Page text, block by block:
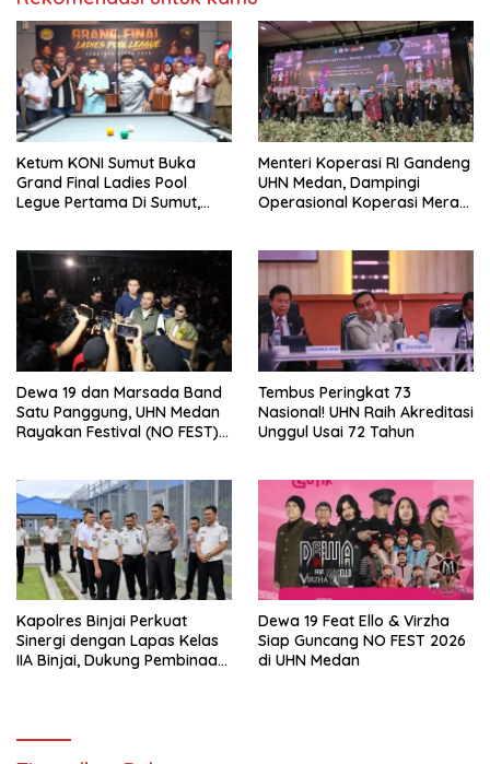
Ketum KONI Sumut Buka
Grand Final Ladies Pool
Legue Pertama Di Sumut,
Menteri Koperasi RI Gandeng
UHN Medan, Dampingi
Operasional Koperasi Merah
Dewa 19 dan Marsada Band
Satu Panggung, UHN Medan
Rayakan Festival (NO FEST)
Tembus Peringkat 73
Nasional! UHN Raih Akreditasi
Unggul Usai 72 Tahun
Kapolres Binjai Perkuat
Sinergi dengan Lapas Kelas
IIA Binjai, Dukung Pembinaan
Dewa 19 Feat Ello & Virzha
Siap Guncang NO FEST 2026
di UHN Medan